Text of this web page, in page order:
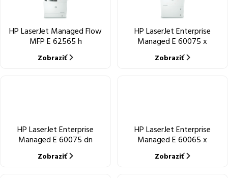
HP LaserJet Managed Flow
MFP E 62565 h
Zobraziť
HP LaserJet Enterprise
Managed E 60075 x
Zobraziť
HP LaserJet Enterprise
Managed E 60075 dn
Zobraziť
HP LaserJet Enterprise
Managed E 60065 x
Zobraziť